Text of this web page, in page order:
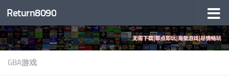
跳至内容
Return8090
GBA游戏